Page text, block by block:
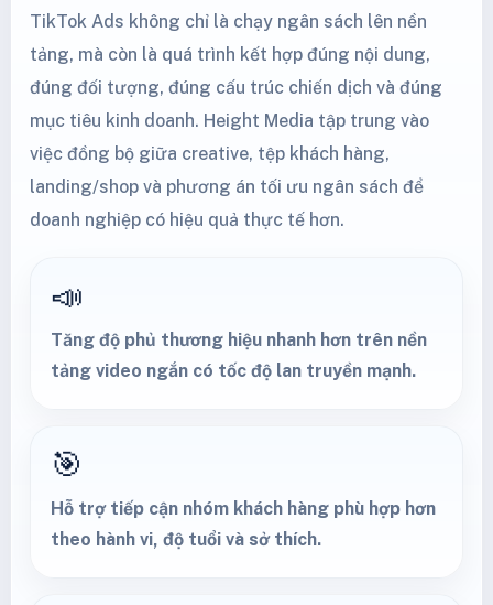
TikTok Ads không chỉ là chạy ngân sách lên nền
tảng, mà còn là quá trình kết hợp đúng nội dung,
đúng đối tượng, đúng cấu trúc chiến dịch và đúng
mục tiêu kinh doanh. Height Media tập trung vào
việc đồng bộ giữa creative, tệp khách hàng,
landing/shop và phương án tối ưu ngân sách để
doanh nghiệp có hiệu quả thực tế hơn.
📣
Tăng độ phủ thương hiệu nhanh hơn trên nền
tảng video ngắn có tốc độ lan truyền mạnh.
🎯
Hỗ trợ tiếp cận nhóm khách hàng phù hợp hơn
theo hành vi, độ tuổi và sở thích.